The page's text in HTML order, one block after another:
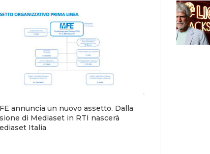
annuncia un nuovo assetto. Dalla
di Mediaset in RTI nascerà
Italia